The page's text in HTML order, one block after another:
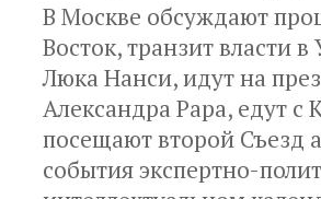
В Москве обсуждают
Восток, транзит власти
Люка Нанси, идут на
Александра Рара, едут с
посещают второй Съезд
события экспертно-